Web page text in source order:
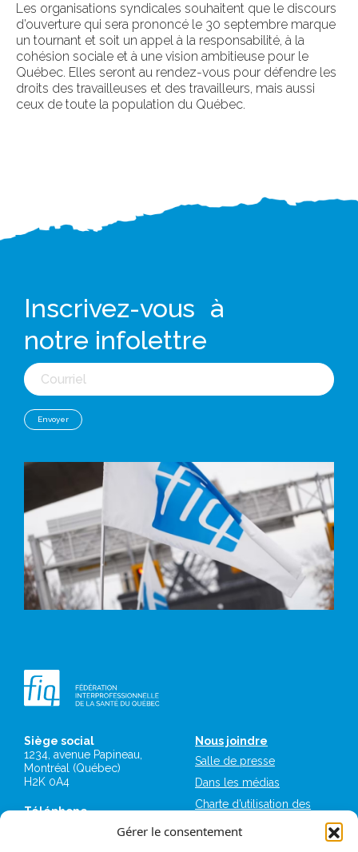
Gérer le consentement
Les organisations syndicales souhaitent que le discours
d’ouverture qui sera prononcé le 30 septembre marque
un tournant et soit un appel à la responsabilité, à la
cohésion sociale et à une vision ambitieuse pour le
Québec. Elles seront au rendez-vous pour défendre les
droits des travailleuses et des travailleurs, mais aussi
ceux de toute la population du Québec.
Inscrivez-vous à
notre infolettre
Courriel
Envoyer
Siège social
1234, avenue Papineau,
Montréal (Québec)
H2K 0A4
Téléphone
Nous joindre
Salle de presse
Dans les médias
Charte d’utilisation des
de la FIQ